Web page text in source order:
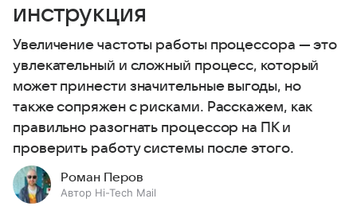
инструкция
Увеличение частоты работы процессора — это
увлекательный и сложный процесс, который
может принести значительные выгоды, но
также сопряжен с рисками. Расскажем, как
правильно разогнать процессор на ПК и
проверить работу системы после этого.
Роман Перов
Автор Hi-Tech Mail